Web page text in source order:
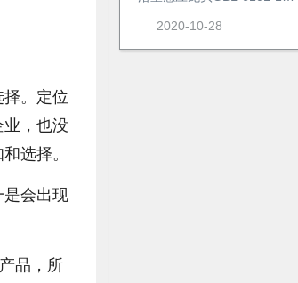
。定位
业，也没
选择。
是会出现
品，所
2020-10-28